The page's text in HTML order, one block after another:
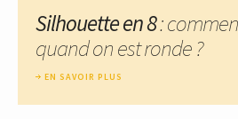
Silhouette en 8:
quand on est ronde ?
EN SAVOIR PLUS